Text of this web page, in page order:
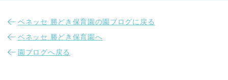
ベネッセ 勝どき保育園の園ブログに戻る
ベネッセ 勝どき保育園へ
園ブログへ戻る